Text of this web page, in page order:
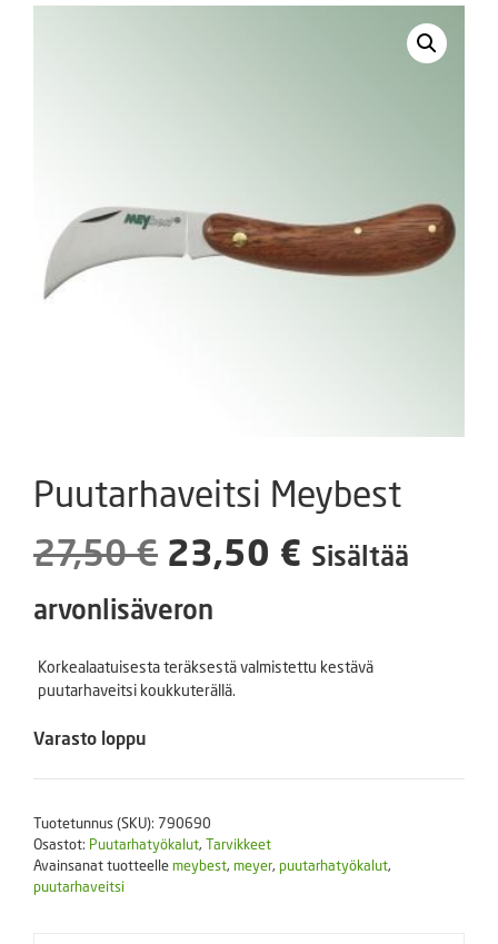
Puutarhaveitsi Meybest
27,50€ Alkuperäinen
hinta
oli:
27,50 €.
23,50 € Nykyinen
on:
Sisältää
arvonlisäveron
Korkealaatuisesta teräksestä valmistettu kestävä
puutarhaveitsi koukkuterällä.
Varasto loppu
Tuotetunnus (SKU): 790690
Osastot: Puutarhatyökalut, Tarvikkeet
Avainsanat tuotteellemeybest, meyer, puutarhatyökalut,
puutarhaveitsi